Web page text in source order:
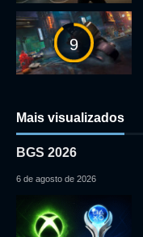
9
Mais visualizados
BGS 2026
6 de agosto de 2026